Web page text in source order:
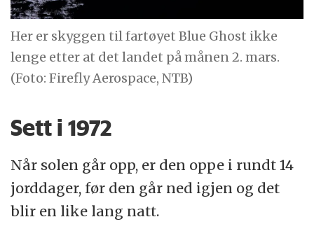
Her er skyggen til fartøyet Blue Ghost ikke
lenge etter at det landet på månen 2. mars.
(Foto: Firefly Aerospace, NTB)
Sett i 1972
Når solen går opp, er den oppe i rundt 14
jorddager, før den går ned igjen og det
blir en like lang natt.